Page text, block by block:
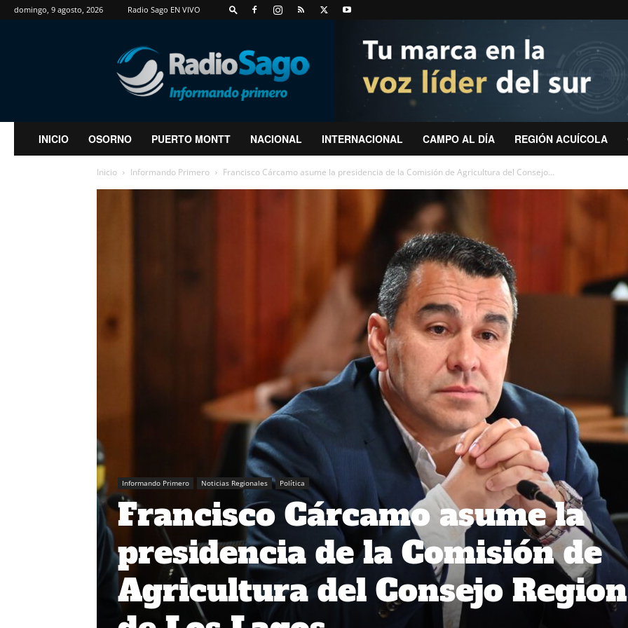
domingo, 9 agosto, 2026 Radio Sago EN VIVO
RadioSago
INICIO OSORNO PUERTO MONTT NACIONAL INTERNACIONAL CAMPO AL DÍA REGIÓN ACUÍCOLA
Inicio Informando Primero Francisco Cárcamo asume la presidencia de la Comisión de Agricultura del Consejo...
Informando Primero Noticias Regionales Política
Francisco Cárcamo asume la
presidencia de la Comisión de
Agricultura del Consejo